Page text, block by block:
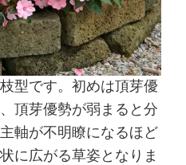
型です。初めは頂芽優
頂芽優勢が弱まると分
軸が不明瞭になるほど
に広がる草姿となりま